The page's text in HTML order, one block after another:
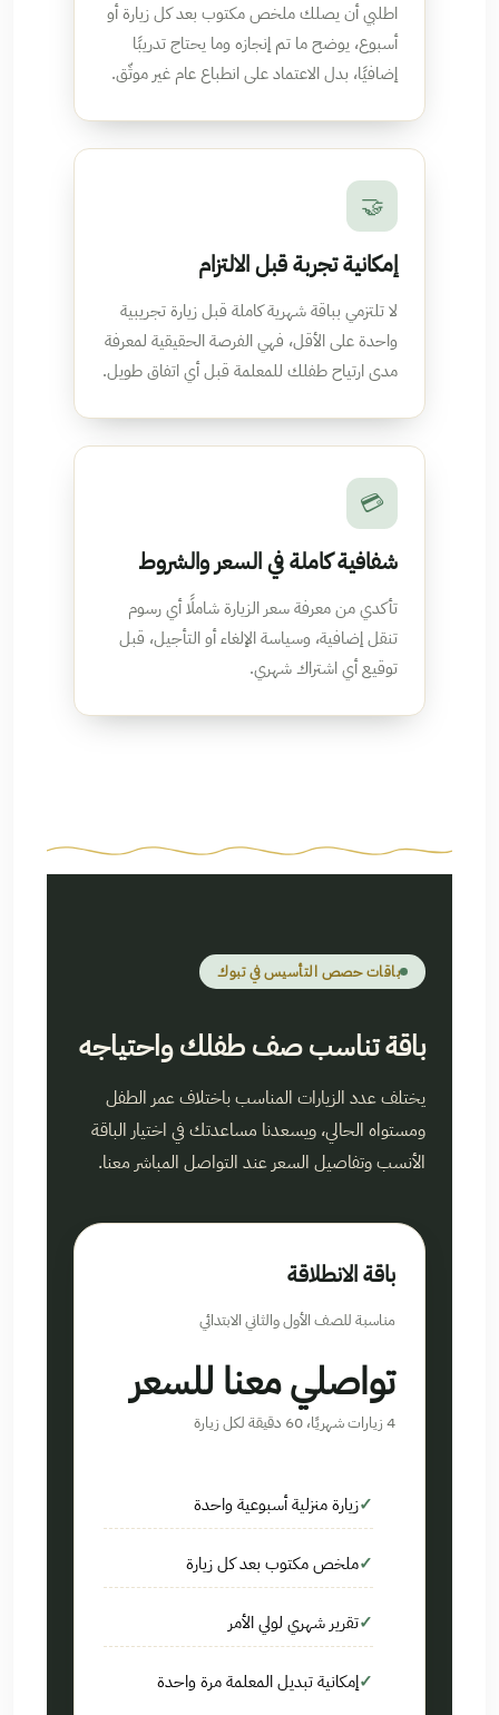
اطلبي أن يصلك ملخص مكتوب بعد كل زيارة أو
أسبوع، يوضح ما تم إنجازه وما يحتاج تدريبًا
إضافيًا، بدل الاعتماد على انطباع عام غير موثّق.
🤝
إمكانية تجربة قبل الالتزام
لا تلتزمي بباقة شهرية كاملة قبل زيارة تجريبية
واحدة على الأقل، فهي الفرصة الحقيقية لمعرفة
مدى ارتياح طفلك للمعلمة قبل أي اتفاق طويل.
💳
شفافية كاملة في السعر والشروط
تأكدي من معرفة سعر الزيارة شاملًا أي رسوم
تنقل إضافية، وسياسة الإلغاء أو التأجيل، قبل
توقيع أي اشتراك شهري.
باقات حصص التأسيس في تبوك
باقة تناسب صف طفلك واحتياجه
يختلف عدد الزيارات المناسب باختلاف عمر الطفل
ومستواه الحالي، ويسعدنا مساعدتك في اختيار الباقة
الأنسب وتفاصيل السعر عند التواصل المباشر معنا.
باقة الانطلاقة
مناسبة للصف الأول والثاني الابتدائي
تواصلي معنا للسعر
4 زيارات شهريًا، 60 دقيقة لكل زيارة
زيارة منزلية أسبوعية واحدة
ملخص مكتوب بعد كل زيارة
تقرير شهري لولي الأمر
إمكانية تبديل المعلمة مرة واحدة